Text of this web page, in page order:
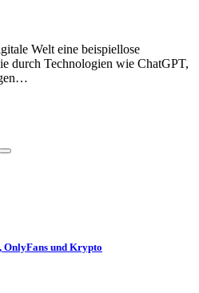
Welt eine beispiellose
durch Technologien wie ChatGPT,
OnlyFans und Krypto